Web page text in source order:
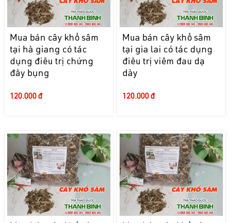
Mua bán cây khổ sâm
tại hà giang có tác
dụng điều trị chứng
đầy bụng
120.000 đ
Mua bán cây khổ sâm
tại gia lai có tác dụng
điều trị viêm đau dạ
dày
120.000 đ